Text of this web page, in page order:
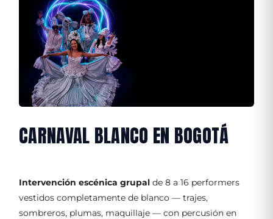
CARNAVAL BLANCO EN BOGOTÁ
Intervención escénica grupal de 8 a 16 performers
vestidos completamente de blanco — trajes,
sombreros, plumas, maquillaje — con percusión en